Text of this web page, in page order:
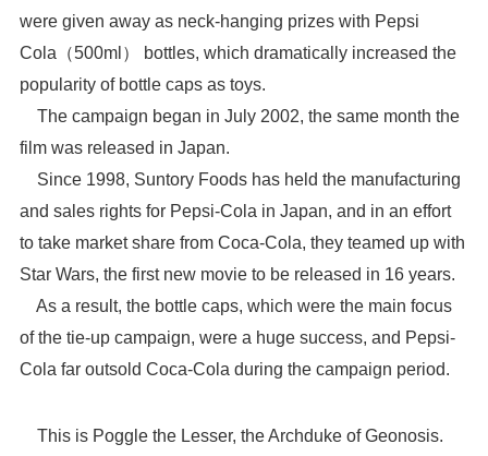
were given away as neck-hanging prizes with Pepsi
Cola（500ml） bottles, which dramatically increased the
popularity of bottle caps as toys.
The campaign began in July 2002, the same month the
film was released in Japan.
Since 1998, Suntory Foods has held the manufacturing
and sales rights for Pepsi-Cola in Japan, and in an effort
to take market share from Coca-Cola, they teamed up with
Star Wars, the first new movie to be released in 16 years.
As a result, the bottle caps, which were the main focus
of the tie-up campaign, were a huge success, and Pepsi-
Cola far outsold Coca-Cola during the campaign period.
This is Poggle the Lesser, the Archduke of Geonosis.